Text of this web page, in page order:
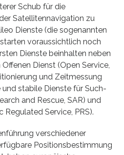
Schub für die
Satellitennavigation zu
Dienste (die sogenannten
voraussichtlich noch
Dienste beinhalten neben
Dienst (Open Service,
und Zeitmessung
stabile Dienste für Such-
and Rescue, SAR) und
Service, PRS).
verschiedener
Positionsbestimmung